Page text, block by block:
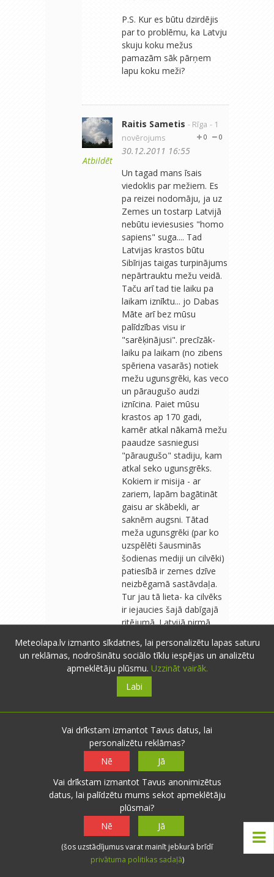
P.S. Kur es būtu dzirdējis
par to problēmu, ka Latvju
skuju koku mežus
pamazām sāk pārņem
lapu koku meži?
Atbildēt
Raitis Sametis - Rīga - 1
novērojums
0
0
30.12.2011 16:55
Un tagad mans īsais
viedoklis par mežiem. Es
pa reizei nodomāju, ja uz
Zemes un tostarp Latvijā
nebūtu ieviesusies "homo
sapiens" suga.... Tad
Latvijas krastos būtu
Sibīrijas taigas turpinājums
nepārtrauktu mežu veidā.
Taču arī tad tie laiku pa
laikam iznīktu... jo Dabas
Māte arī bez mūsu
palīdzības visu ir
"sarēķinājusi". precīzāk-
laiku pa laikam (no zibens
spēriena vasarās) notiek
mežu ugunsgrēki, kas veco
un pāraugušo audzi
iznīcina. Paiet mūsu
krastos ap 170 gadi,
kamēr atkal nākamā mežu
paaudze sasniegusi
"pāraugušo" stadiju, kam
atkal seko ugunsgrēks.
Kokiem ir misija - ar
zariem, lapām bagātināt
gaisu ar skābekli, ar
saknēm augsni. Tātad
meža ugunsgrēki (par ko
uzspēlēti šausminās
šodienas mediji un cilvēki)
patiesībā ir zemes dzīve
neizbēgamā sastāvdaļa.
Tur jau tā lieta- ka cilvēks
ir iejaucies šajā dabīgajā
ritējumā. Latvijā pirmā
sākusie… Lasīt vairāk:
novitusi.meteolapa.lv
B Biruta - Babītes pag. - 110 novērojumi
29.12.2011 16:57
Līst.Kā pa Jāņiem.Pie +5* sniegu
gaidīt būtu lieki,prieciņu jāmeklē
citos apstākļos, teiksim,tas,ka diena
liekas pāris minūšu garāka.Ka tomēr
skaitās ziema un nav jāpļauj
zālājs.Mana forsītija ,starp citu,pat
visas lapas vēl nav nometusi.Sniegs
arī nav jālāpato.Skaties uz izpušķoto
eglīti un gaidi Jaungada
brīnumu,cerībā,ka visiem mīļajiem
Meteolapa.lv izmanto sīkdatnes, lai personalizētu lapas saturu
un reklāmas, nodrošinātu sociālo tīklu iespējas un analizētu
apmeklētāju plūsmu. Uzzināt vairāk.
Labi
Vai drīkstam izmantot Tavus datus, lai
personalizētu reklāmas?
Nē
Jā
Vai drīkstam izmantot Tavus anonimizētus
datus, lai palīdzētu mums sekot apmeklētāju
plūsmai?
Nē
Jā
(šos uzstādījumus varat mainīt jebkurā brīdī
privātuma politikas sadaļā)